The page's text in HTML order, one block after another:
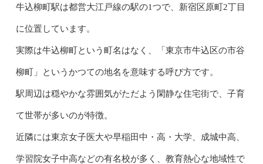
牛込柳町駅は都営大江戸線の駅の1つで、新宿区原町2丁目
に位置しています。
実際は牛込柳町という町名はなく、「東京市牛込区の市谷
柳町」というかつての地名を意味する呼び方です。
駅周辺は穏やかな雰囲気がただよう閑静な住宅街で、子育
て世帯が多いのが特徴。
近隣には東京女子医大や早稲田中・高・大学、成城中高、
学習院女子中高などの有名校が多く、教育熱心な地域性で